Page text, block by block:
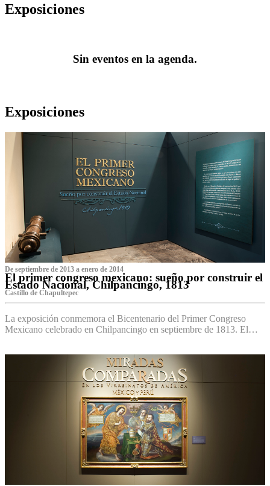
Exposiciones
Sin eventos en la agenda.
Exposiciones
De septiembre de 2013 a enero de 2014
El primer congreso mexicano: sueño por construir el
Estado Nacional, Chilpancingo, 1813
Castillo de Chapultepec
La exposición conmemora el Bicentenario del Primer Congreso
Mexicano celebrado en Chilpancingo en septiembre de 1813. El…